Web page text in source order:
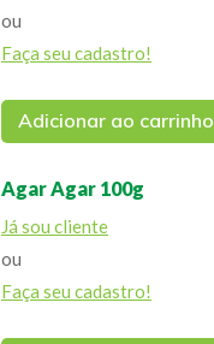
ou
Faça seu cadastro!
Adicionar ao carrinho
Agar Agar 100g
Já sou cliente
ou
Faça seu cadastro!